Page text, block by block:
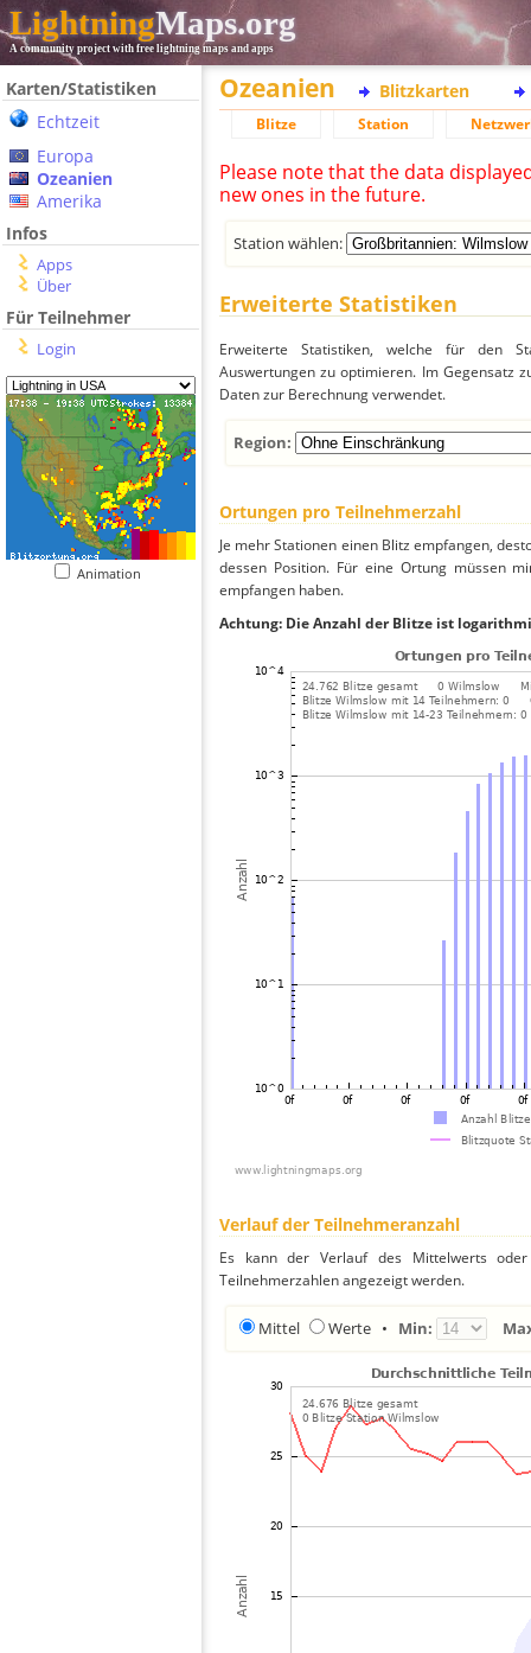
LightningMaps.org
A community project with free lightning maps and apps
Karten/Statistiken
Echtzeit
Europa
Ozeanien
Amerika
Infos
Apps
Über
Für Teilnehmer
Login
Animation
Ozeanien Blitzkarten
Blitze Station
Please note that the data
new ones in the future.
Station wählen:
Erweiterte Statistiken
Erweiterte Statistiken, welche für den
Auswertungen zu optimieren. Im Gegensatz
Daten zur Berechnung verwendet.
Region:
Ortungen pro Teilnehmerzahl
Je mehr Stationen einen Blitz empfangen,
dessen Position. Für eine Ortung müssen
empfangen haben.
Achtung: Die Anzahl der Blitze ist
Verlauf der Teilnehmeranzahl
Es kann der Verlauf des Mittelwerts
Teilnehmerzahlen angezeigt werden.
Mittel Werte • Min: